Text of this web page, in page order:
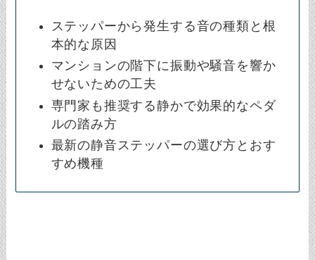
ステッパーから発生する音の種類と根
本的な原因
マンションの階下に振動や騒音を響か
せないための工夫
専門家も推奨する静かで効果的なペダ
ルの踏み方
最新の静音ステッパーの選び方とおす
すめ機種